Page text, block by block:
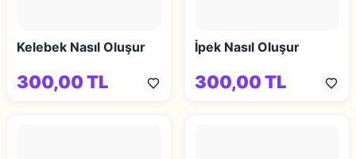
Kelebek Nasıl Oluşur
300,00 TL
İpek Nasıl Oluşur
300,00 TL